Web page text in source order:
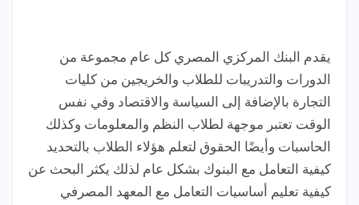
يقدم البنك المركزي المصري كل عام مجموعة من
الدورات والتدريبات للطلاب والخريجين من كليات
التجارة بالإضافة إلى السياسة والاقتصاد وفي نفس
الوقت تعتبر موجهة لطلاب النظم والمعلومات وكذلك
الحاسبات وأيضًا الحقوق لتعلم هؤلاء الطلاب بالتحديد
كيفية التعامل مع البنوك بشكل عام لذلك يكثر البحث عن
كيفية تعليم أساسيات التعامل مع المعهد المصرفي